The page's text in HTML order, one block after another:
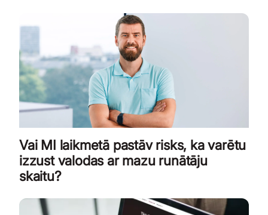
Vai MI laikmetā pastāv risks, ka varētu
izzust valodas ar mazu runātāju
skaitu?